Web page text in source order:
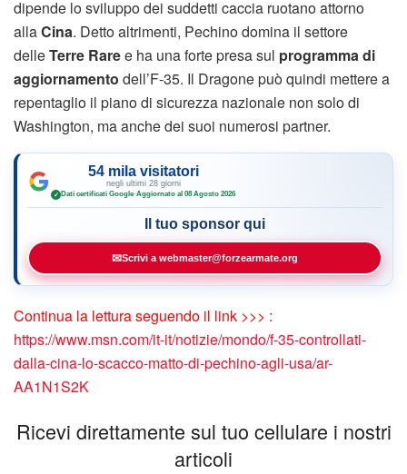
dipende lo sviluppo dei suddetti caccia ruotano attorno
allaCina. Detto altrimenti, Pechino domina il settore
delleTerre Raree ha una forte presa sul programma di
aggiornamento dell’F-35. Il Dragone può quindi mettere a
repentaglio il piano di sicurezza nazionale non solo di
Washington, ma anche dei suoi numerosi partner.
54 mila visitatori
negli ultimi 28 giorni
✓ Dati certificati Google·Aggiornato al 08 Agosto 2026
Il tuo sponsor qui
✉Scrivi a webmaster@forzearmate.org
Continua la lettura seguendo il link >>> :
https://www.msn.com/it-it/notizie/mondo/f-35-controllati-
dalla-cina-lo-scacco-matto-di-pechino-agli-usa/ar-
AA1N1S2K
Ricevi direttamente sul tuo cellulare i nostri
articoli